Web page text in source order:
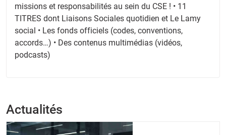
missions et responsabilités au sein du CSE ! • 11
TITRES dont Liaisons Sociales quotidien et Le Lamy
social • Les fonds officiels (codes, conventions,
accords…) • Des contenus multimédias (vidéos,
podcasts)
Actualités